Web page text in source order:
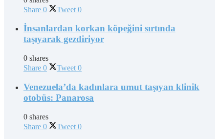
Share 0 Tweet 0
İnsanlardan korkan köpeğini sırtında
taşıyarak gezdiriyor
0 shares
Share 0 Tweet 0
Venezuela’da kadınlara umut taşıyan klinik
otobüs: Panarosa
0 shares
Share 0 Tweet 0